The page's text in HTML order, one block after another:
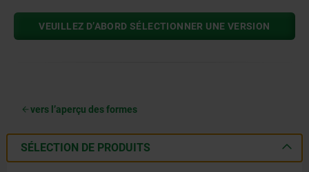
VEUILLEZ D’ABORD SÉLECTIONNER UNE VERSION
vers l’aperçu des formes
SÉLECTION DE PRODUITS